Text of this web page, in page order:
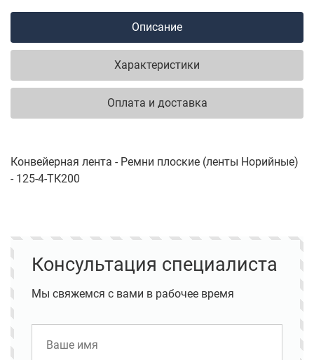
Описание
Характеристики
Оплата и доставка
Конвейерная лента - Ремни плоские (ленты Норийные)
- 125-4-ТК200
Консультация специалиста
Мы свяжемся с вами в рабочее время